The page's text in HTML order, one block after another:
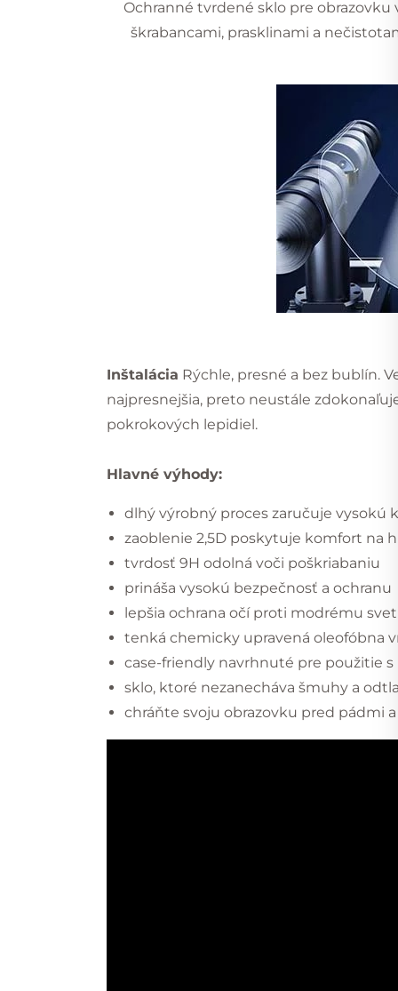
Ochranné tvrdené sklo pre
škrabancami, prasklinami a
Inštalácia Rýchle, presné a bez bublín.
najpresnejšia, preto neustále
pokrokových lepidiel.
Hlavné výhody:
dlhý výrobný proces zaručuje vysokú
zaoblenie 2,5D poskytuje komfort na
tvrdosť 9H odolná voči poškriabaniu
prináša vysokú bezpečnosť a ochranu
lepšia ochrana očí proti modrému
tenká chemicky upravená oleofóbna
case-friendly navrhnuté pre použitie
sklo, ktoré nezanecháva šmuhy a
chráňte svoju obrazovku pred pádmi